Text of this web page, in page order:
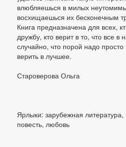
влюбляешься в милых
восхищаешься их бесконечным
Книга предназначена для всех,
дружбу, кто верит в то, что все в
случайно, что порой надо
верить в лучшее.
Староверова Ольга
Ярлыки: зарубежная литература,
повесть, любовь